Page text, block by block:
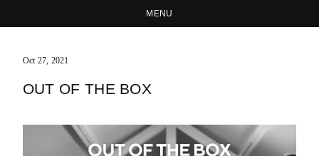
MENU
Oct 27, 2021
OUT OF THE BOX